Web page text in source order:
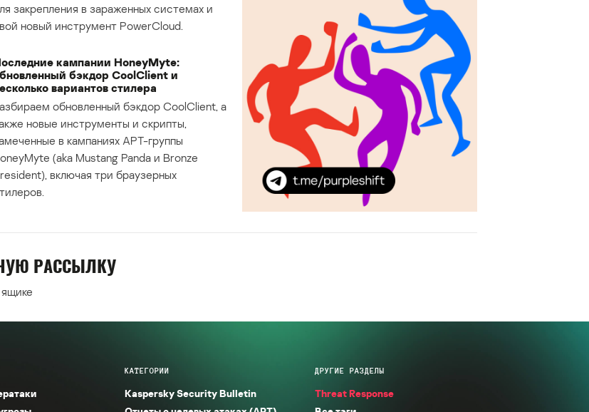
закрепления в зараженных системах и
новый инструмент PowerCloud.
кампании HoneyMyte:
бэкдор CoolClient и
вариантов стилера
обновленный бэкдор CoolClient, а
новые инструменты и скрипты,
в кампаниях APT-группы
(aka Mustang Panda и Bronze
включая три браузерных
РАССЫЛКУ
КАТЕГОРИИ
Kaspersky Security Bulletin
ДРУГИЕ РАЗДЕЛЫ
Threat Response